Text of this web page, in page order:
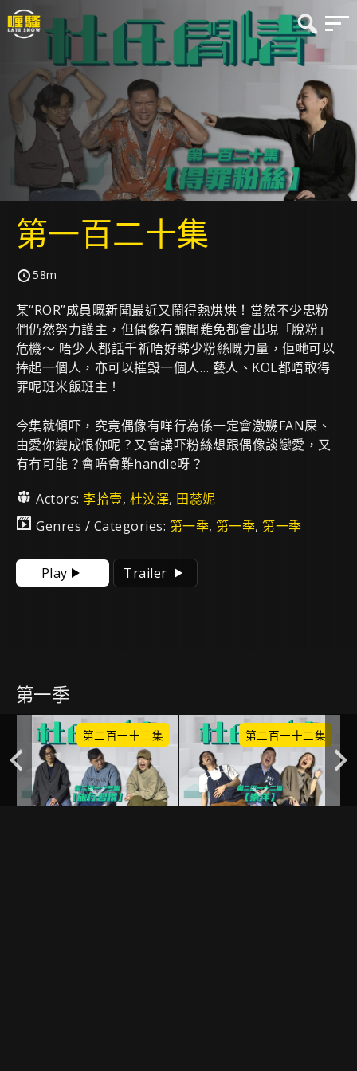
第一百二十集
58m
某“ROR”成員嘅新聞最近又鬧得熱烘烘！當然不少忠粉
們仍然努力護主，但偶像有醜聞難免都會出現「脫粉」
危機～ 唔少人都話千祈唔好睇少粉絲嘅力量，佢哋可以
捧起一個人，亦可以摧毀一個人… 藝人、KOL都唔敢得
罪呢班米飯班主！
今集就傾吓，究竟偶像有咩行為係一定會激嬲FAN屎、
由愛你變成恨你呢？又會講吓粉絲想跟偶像談戀愛，又
有冇可能？會唔會難handle呀？
Actors:李拾壹, 杜汶澤, 田蕊妮
Genres / Categories: 第一季, 第一季, 第一季
Play Trailer
第一季
第二百一十三集 第二百一十二集